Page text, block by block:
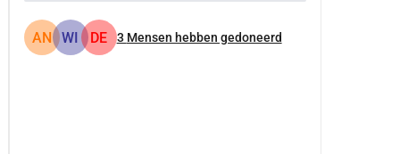
AN WI DE 3 Mensen hebben gedoneerd